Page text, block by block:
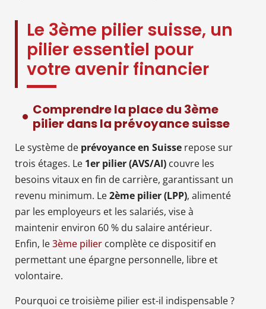
Le 3ème pilier suisse, un
pilier essentiel pour
votre avenir financier
Comprendre la place du 3ème
pilier dans la prévoyance suisse
Le système de prévoyance en Suisse repose sur
trois étages. Le 1er pilier (AVS/AI) couvre les
besoins vitaux en fin de carrière, garantissant un
revenu minimum. Le2ème pilier (LPP), alimenté
par les employeurs et les salariés, vise à
maintenir environ 60 % du salaire antérieur.
Enfin, le3ème pilier complète ce dispositif en
permettant une épargne personnelle, libre et
volontaire.
Pourquoi ce troisième pilier est-il indispensable ?